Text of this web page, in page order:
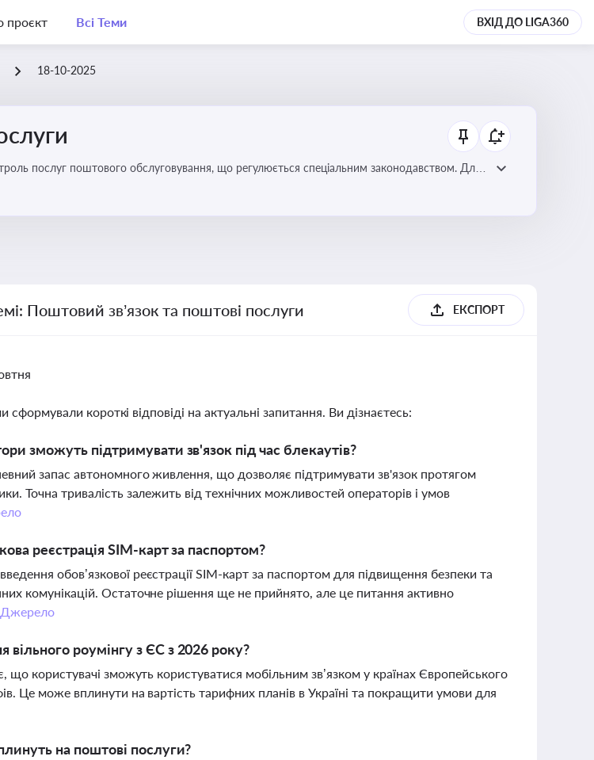
проєкт Всі Теми ВХІД ДО LIGA360
18-10-2025
послуг поштового обслуговування, що регулюється спеціальним законодавством. Для
умов, участі в державних реєстрах і забезпечення прав споживачів.
Поштовий зв’язок та поштові послуги ЕКСПОРТ
сформували короткі відповіді на актуальні запитання. Ви дізнаєтесь:
зможуть підтримувати зв'язок під час блекаутів?
запас автономного живлення, що дозволяє підтримувати зв'язок протягом
Точна тривалість залежить від технічних можливостей операторів і умов
реєстрація SIM-карт за паспортом?
обов’язкової реєстрації SIM-карт за паспортом для підвищення безпеки та
комунікацій. Остаточне рішення ще не прийнято, але це питання активно
Джерело
роумінгу з ЄС з 2026 року?
що користувачі зможуть користуватися мобільним зв’язком у країнах Європейського
Це може вплинути на вартість тарифних планів в Україні та покращити умови для
на поштові послуги?